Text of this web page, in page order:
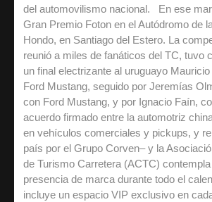
del automovilismo nacional. En ese
Gran Premio Foton en el Autódromo de
Hondo, en Santiago del Estero. La
reunió a miles de fanáticos del TC, tuvo
un final electrizante al uruguayo
Ford Mustang, seguido por Jeremías
con Ford Mustang, y por Ignacio Faín,
acuerdo firmado entre la automotriz
en vehículos comerciales y pickups, y
país por el Grupo Corven– y la
de Turismo Carretera (ACTC)
presencia de marca durante todo el
incluye un espacio VIP exclusivo en